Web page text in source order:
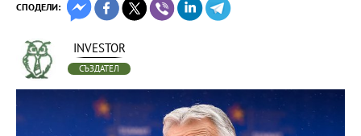
СПОДЕЛИ:
INVESTOR
СЪЗДАТЕЛ